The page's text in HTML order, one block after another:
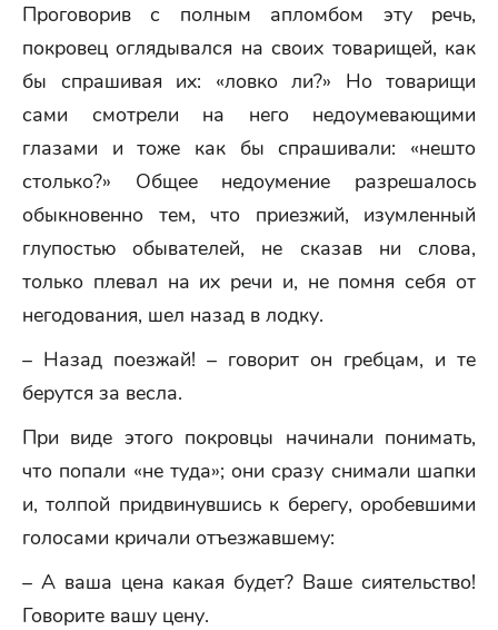
Проговорив с полным апломбом эту речь,
покровец оглядывался на своих товарищей, как
бы спрашивая их: «ловко ли?» Но товарищи
сами смотрели на него недоумевающими
глазами и тоже как бы спрашивали: «нешто
столько?» Общее недоумение разрешалось
обыкновенно тем, что приезжий, изумленный
глупостью обывателей, не сказав ни слова,
только плевал на их речи и, не помня себя от
негодования, шел назад в лодку.
– Назад поезжай! – говорит он гребцам, и те
берутся за весла.
При виде этого покровцы начинали понимать,
что попали «не туда»; они сразу снимали шапки
и, толпой придвинувшись к берегу, оробевшими
голосами кричали отъезжавшему:
– А ваша цена какая будет? Ваше сиятельство!
Говорите вашу цену.